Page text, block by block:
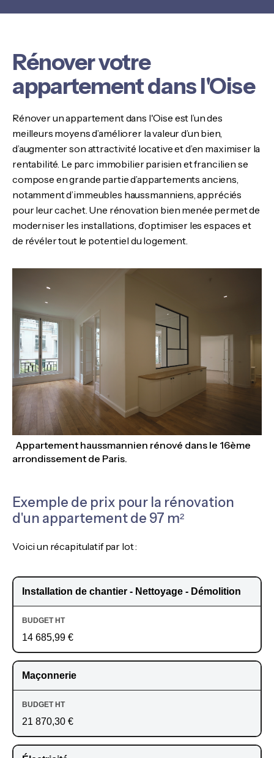
Rénover votre
appartement dans l'Oise
Rénover un appartement dans l'Oise est l’un des
meilleurs moyens d’améliorer la valeur d’un bien,
d’augmenter son attractivité locative et d’en maximiser la
rentabilité. Le parc immobilier parisien et francilien se
compose en grande partie d’appartements anciens,
notamment d’immeubles haussmanniens, appréciés
pour leur cachet. Une rénovation bien menée permet de
moderniser les installations, d’optimiser les espaces et
de révéler tout le potentiel du logement.
Appartement haussmannien rénové dans le 16ème
arrondissement de Paris.
Exemple de prix pour la rénovation
d'un appartement de 97 m²
Voici un récapitulatif par lot :
Installation de chantier - Nettoyage - Démolition
14 685,99 €
Maçonnerie
21 870,30 €